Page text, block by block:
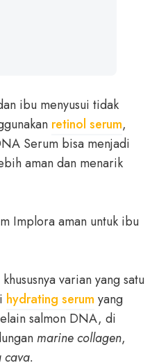
ibu menyusui tidak
retinol serum,
Serum bisa menjadi
aman dan menarik
Implora aman untuk ibu
varian yang satu
hydrating serum yang
salmon DNA, di
marine collagen,
cava.